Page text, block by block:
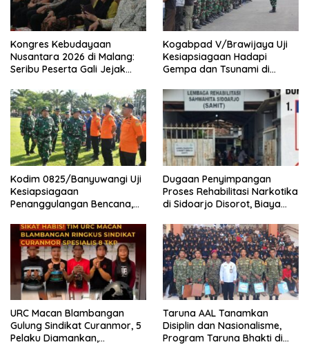
Kongres Kebudayaan
Nusantara 2026 di Malang:
Seribu Peserta Gali Jejak
Budaya Indonesia
Kogabpad V/Brawijaya Uji
Kesiapsiagaan Hadapi
Gempa dan Tsunami di
Kodim 0825/Banyuwangi Uji
Kesiapsiagaan
Penanggulangan Bencana,
Dugaan Penyimpangan
Proses Rehabilitasi Narkotika
di Sidoarjo Disorot, Biaya
Rekening Pribadi
URC Macan Blambangan
Gulung Sindikat Curanmor, 5
Pelaku Diamankan,
Taruna AAL Tanamkan
Disiplin dan Nasionalisme,
Program Taruna Bhakti di